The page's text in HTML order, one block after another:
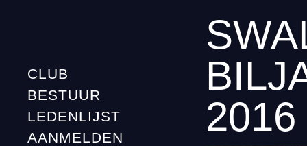
CLUB
BESTUUR
LEDENLIJST
AANMELDEN
2016